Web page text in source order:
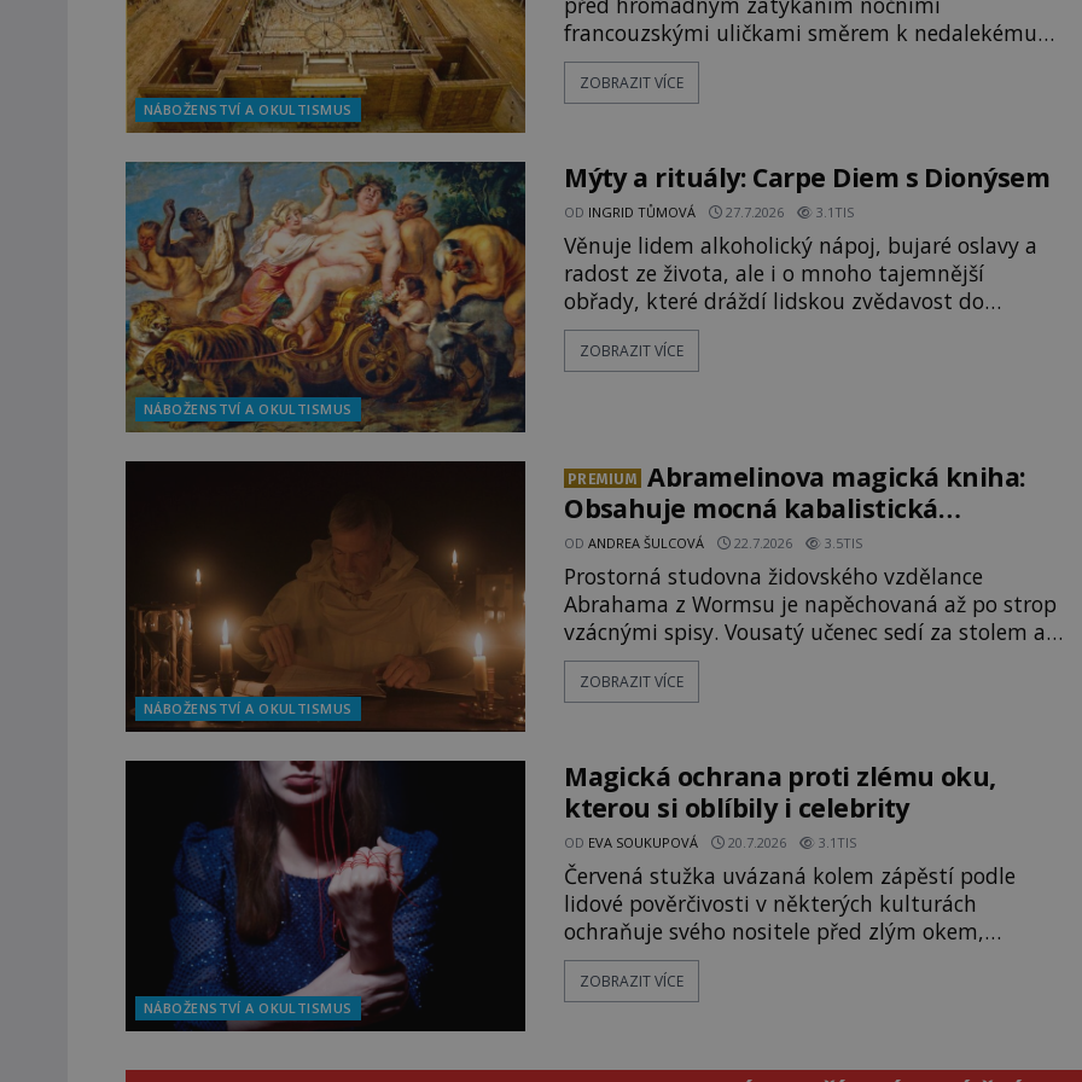
NÁBOŽENSTVÍ A OKULTISMUS
francouzskými uličkami směrem k nedalekému
přístavu. Jeden z nich má přes ramena ranec s
tajemným obsahem. Kapitán lodi už na ně čeká.
kapitáne?“ zeptá se ho jeden z templářů. „Do Sk
ZOBRAZIT VÍCE
NÁBOŽENSTVÍ A OKULTISMUS
Mýty a rituály: Carpe Diem s Dionýsem
OD INGRID TŮMOVÁ 27.7.2026 3.1TIS
Věnuje lidem alkoholický nápoj, bujaré oslavy a
radost ze života, ale i o mnoho tajemnější
obřady, které dráždí lidskou zvědavost do
dnešních dní. Co doopravdy představuje bůh,
jemuž Římané říkají Bakchus? Mytologický příběh
ZOBRAZIT VÍCE
NÁBOŽENSTVÍ A OKULTISMUS
PREMIUM
Abramelinova magická kniha:
Obsahuje mocná kabalistická
zaříkávadla?
ODANDREA ŠULCOVÁ 22.7.2026 3.5TIS
Prostorná studovna židovského vzdělance
Abrahama z Wormsu je napěchovaná až po strop
vzácnými spisy. Vousatý učenec sedí za stolem a
před sebou má rozložený jeden z nejzáhadnějších
magických textů. Jde o Abramelinův grimoár,
pouhou pověru? Už šest měsíců pobývá
ZOBRAZIT VÍCE
NÁBOŽENSTVÍ A OKULTISMUS
Magická ochrana proti zlému oku,
kterou si oblíbily i celebrity
OD EVA SOUKUPOVÁ 20.7.2026 3.1TIS
Červená stužka uvázaná kolem zápěstí podle
lidové pověrčivosti v některých kulturách
ochraňuje svého nositele před zlým okem,
kletbou, která může přivodit neštěstí či nemoc. S
tímto nenápadným symbolem magické ochrany
východě a v židovských komunitách po celém
ZOBRAZIT VÍCE